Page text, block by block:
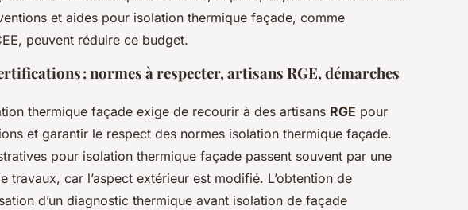
et aides pour isolation thermique façade, comme
peuvent réduire ce budget.
: normes à respecter, artisans RGE, démarches
thermique façade exige de recourir à des artisans RGE pour
et garantir le respect des normes isolation thermique façade.
pour isolation thermique façade passent souvent par une
travaux, car l’aspect extérieur est modifié. L’obtention de
d’un diagnostic thermique avant isolation de façade